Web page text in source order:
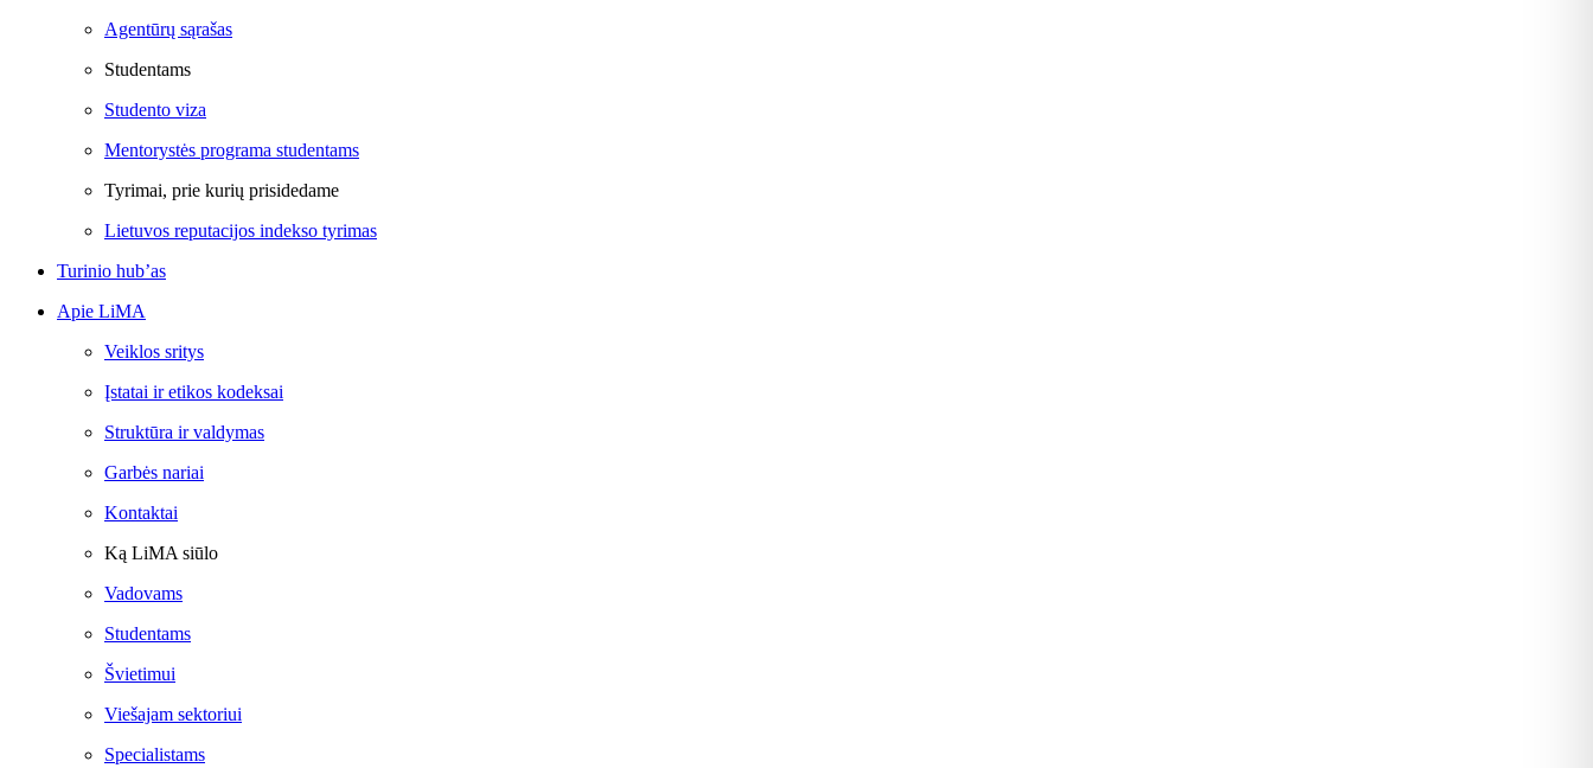
Agentūrų sąrašas
Studentams
Studento viza
Mentorystės programa studentams
Tyrimai, prie kurių prisidedame
Lietuvos reputacijos indekso tyrimas
Turinio hub’as
Apie LiMA
Veiklos sritys
Įstatai ir etikos kodeksai
Struktūra ir valdymas
Garbės nariai
Kontaktai
Ką LiMA siūlo
Vadovams
Studentams
Švietimui
Viešajam sektoriui
Specialistams